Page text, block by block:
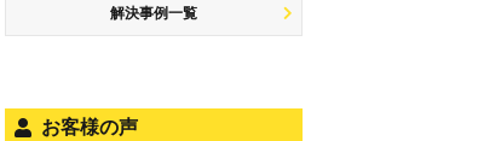
銃刀法違反
被害届・告訴・告発の不安や悩み
員逮捕，予防法務等）
解決事例一覧
お客様の声